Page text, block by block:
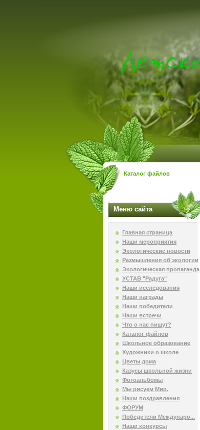
Каталог файлов
Меню сайта
Главная страница
Наши мероприятия
Экологические новости
Размышления об экологии
Экологическая пропаганда
УСТАВ "Радуга"
Наши исследования
Наши награды
Наши победители
Наши встречи
Что о нас пишут?
Каталог файлов
Школьное образование
Художники о школе
Цветы дома
Казусы школьной жизни
Фотоальбомы
Мы рисуем Мир.
Наши поздравления
ФОРУМ
Победители Междунаро...
Наши конкурсы